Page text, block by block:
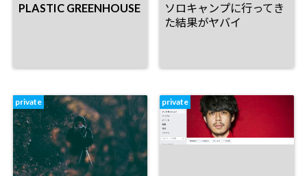
PLASTIC GREENHOUSE
ソロキャンプに行ってき
た結果がヤバイ
private private